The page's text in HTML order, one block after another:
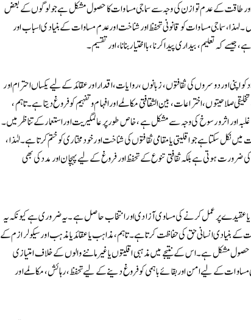
طاقت کے عدم توازن کی وجہ سے سماجی مساوات کا حصول مشکل ہے جو لوگوں کے بعض
سماجی مساوات کو قانونی تحفظ اور شناخت اور عدم مساوات کے بنیادی اسباب اور
تعلیم، بیداری پیدا کرنا، بااختیار بنانا، اور تقسیم۔
اپنی اور دوسروں کی ثقافتوں، زبانوں، روایات، اقدار اور عقائد کے لیے یکساں احترام اور
صلاحیتوں، اختراعات، بین الثقافتی مکالمے اور افہام و تفہیم کو فروغ دیتا ہے۔ تاہم،
اور اثر و رسوخ کی وجہ سے مشکل ہے، خاص طور پر عالمگیریت اور استعمار کے تناظر میں۔
نکل سکتا ہے جو اقلیتی یا مقامی ثقافتوں کی شناخت اور خودمختاری کو ختم کرتا ہے۔ لہٰذا،
ہوتی ہے بلکہ ثقافتی تنوع کے تحفظ اور فروغ کے لیے پہچان اور مدد کی بھی
عقیدے پر عمل کرنے کی مساوی آزادی اور انتخاب حاصل ہے۔ یہ ضروری ہے کیونکہ یہ
کے بنیادی انسانی حق کی حفاظت کرتا ہے۔ تاہم، مذاہب یا عقائد یا مذہب اور سیکولرازم کے
مشکل ہے۔ اس کے نتیجے میں مذہبی اقلیتوں یا غیر ماننے والوں کے خلاف امتیازی
کے لیے امن اور بقائے باہمی کو فروغ دینے کے لیے تحفظ، رہائش، مکالمے اور